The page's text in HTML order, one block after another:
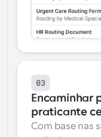
03
Encaminhar
praticante
Com base nas